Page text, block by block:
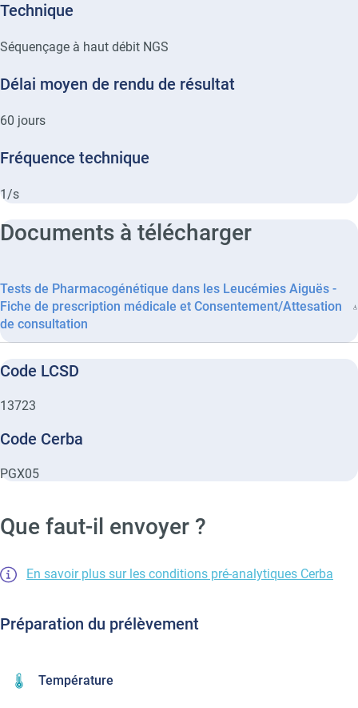
Technique
Séquençage à haut débit NGS
Délai moyen de rendu de résultat
60 jours
Fréquence technique
1/s
Documents à télécharger
Tests de Pharmacogénétique dans les Leucémies Aiguës -
Fiche de prescription médicale et Consentement/Attesation
de consultation
Code LCSD
13723
Code Cerba
PGX05
Que faut-il envoyer ?
En savoir plus sur les conditions pré-analytiques Cerba
Préparation du prélèvement
Température